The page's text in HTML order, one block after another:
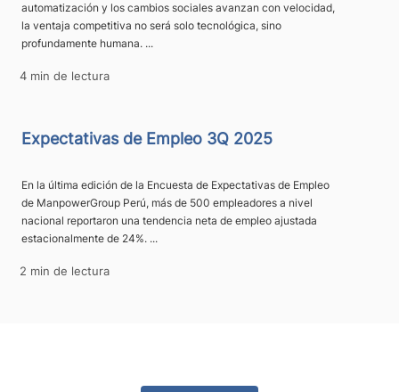
automatización y los cambios sociales avanzan con velocidad,
la ventaja competitiva no será solo tecnológica, sino
profundamente humana. ...
4 min de lectura
Expectativas de Empleo 3Q 2025
En la última edición de la Encuesta de Expectativas de Empleo
de ManpowerGroup Perú, más de 500 empleadores a nivel
nacional reportaron una tendencia neta de empleo ajustada
estacionalmente de 24%. ...
2 min de lectura